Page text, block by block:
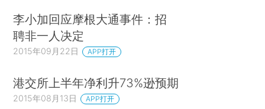
李小加回应摩根大通事件：招
聘非一人决定
2015年09月22日 APP打开
港交所上半年净利升73%逊预期
2015年08月13日 APP打开